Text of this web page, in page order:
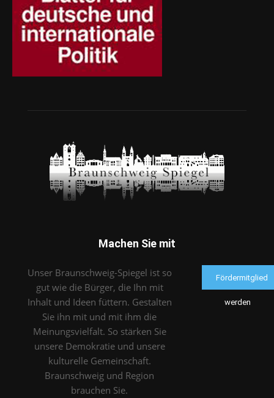
Machen Sie mit
Unser Braunschweig-Spiegel ist so
gut wie die Bürger, die Ihn mit
Inhalt und Ideen füttern. Gestalten
Sie ihn mit und mit ihm die
Meinungsvielfalt. So stärken Sie
unsere Demokratie und unsere
kulturelle Gemeinschaft.
Braunschweig und Region
brauchen Sie.
Fördermitglied
werden